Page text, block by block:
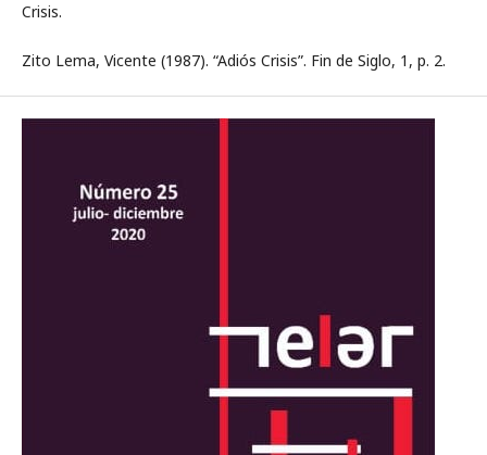
Crisis.
Zito Lema, Vicente (1987). “Adiós Crisis”. Fin de Siglo, 1, p. 2.